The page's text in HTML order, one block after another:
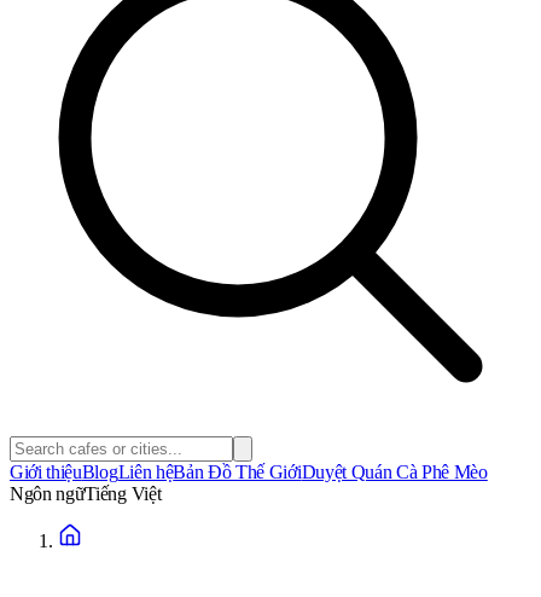
Giới thiệuBlogLiên hệBản Đồ Thế GiớiDuyệt Quán Cà Phê Mèo
Ngôn ngữTiếng Việt